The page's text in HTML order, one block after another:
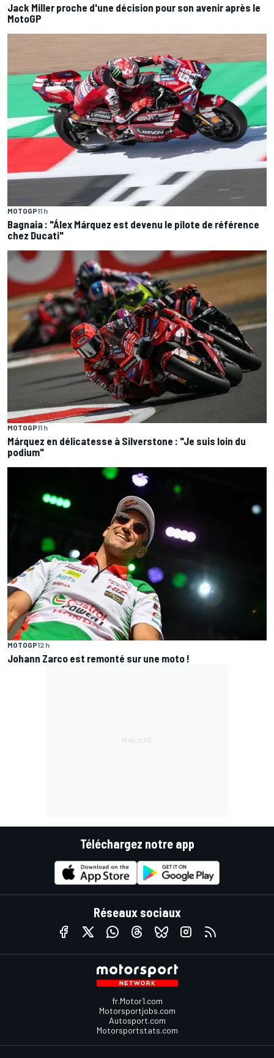
Jack Miller proche d'une décision pour son avenir après le
MotoGP
MOTOGP11 h
Bagnaia : "Álex Márquez est devenu le pilote de référence
chez Ducati"
MOTOGP11 h
Márquez en délicatesse à Silverstone : "Je suis loin du
podium"
MOTOGP12 h
Johann Zarco est remonté sur une moto !
Téléchargez notre app
Réseaux sociaux
fr.Motor1.com
Motorsportjobs.com
Autosport.com
Motorsportstats.com